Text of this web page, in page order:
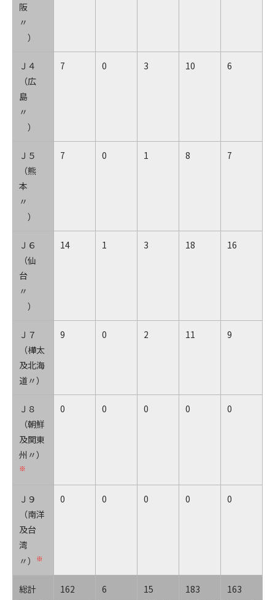
阪
〃
）
Ｊ４
（広
島
〃
）
7 0 3 10 6
Ｊ５
（熊
本
〃
）
7 0 1 8 7
Ｊ６
（仙
台
〃
）
14 1 3 18 16
Ｊ７
（樺太
及北海
道〃）
9 0 2 11 9
Ｊ８
（朝鮮
及関東
州〃）
※
0 0 0 0 0
Ｊ９
（南洋
及台
湾
〃）
※
0 0 0 0 0
総計 162 6 15 183 163